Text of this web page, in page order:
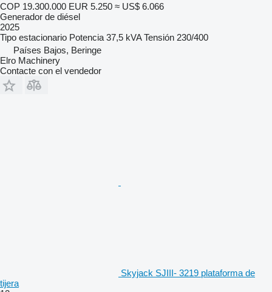
COP 19.300.000 EUR 5.250 ≈ US$ 6.066
Generador de diésel
2025
Tipo estacionario Potencia 37,5 kVA Tensión 230/400
Países Bajos, Beringe
Elro Machinery
Contacte con el vendedor
Skyjack SJIII- 3219 plataforma de
tijera